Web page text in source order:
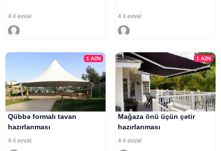
4 il əvvəl 4 il əvvəl
1AZN
Qübbə formalı tavan
hazırlanması
4 il əvvəl
1 AZN
Mağaza önü üçün çətir
hazırlanması
4 il əvvəl